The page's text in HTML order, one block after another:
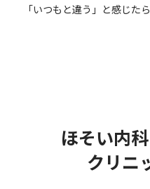
「いつもと違う」と感じた
ほそい内
クリニ